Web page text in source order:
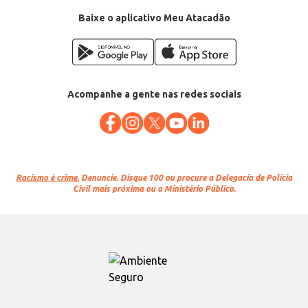
Baixe o aplicativo Meu Atacadão
Acompanhe a gente nas redes sociais
Racismo é crime. Denuncie. Disque 100 ou procure a Delegacia de Polícia
Civil mais próxima ou o Ministério Público.